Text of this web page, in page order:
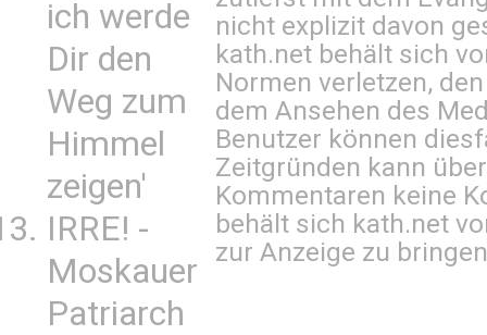
ich werde
Dir den
Weg zum
Himmel
zeigen'
IRRE! -
Moskauer
Patriarch
nicht explizit davon
kath.net behält sich
Normen verletzen,
dem Ansehen des
Benutzer können
Zeitgründen kann
Kommentaren keine
behält sich kath.net
zur Anzeige zu